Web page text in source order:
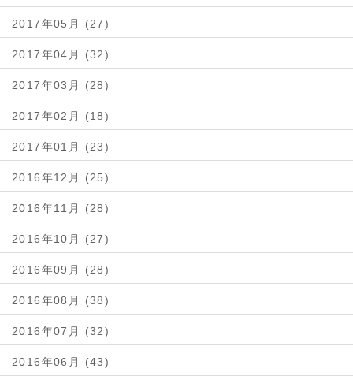
2017年05月 (27)
2017年04月 (32)
2017年03月 (28)
2017年02月 (18)
2017年01月 (23)
2016年12月 (25)
2016年11月 (28)
2016年10月 (27)
2016年09月 (28)
2016年08月 (38)
2016年07月 (32)
2016年06月 (43)